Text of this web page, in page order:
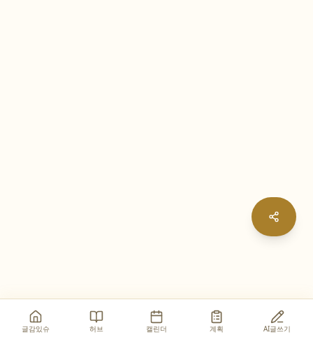
글감있슈 허브 캘린더 계획 AI글쓰기